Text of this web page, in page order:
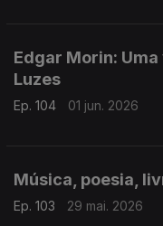
Edgar Morin:
Luzes
Ep. 104 01 jun. 2026
Música, poesia,
Ep. 103
29 mai. 2026